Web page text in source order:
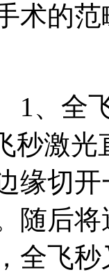
术的范
全飞
秒激
缘切
随后
全飞